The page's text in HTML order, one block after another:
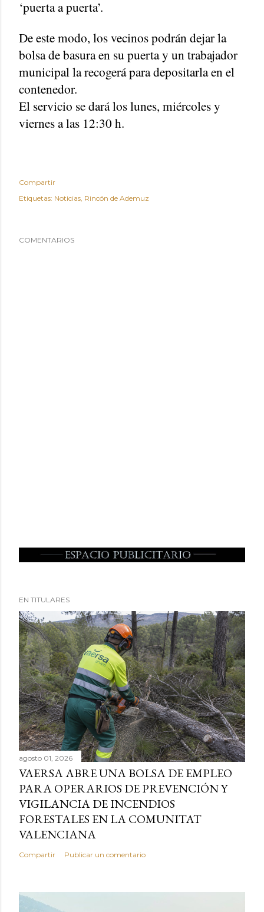
‘puerta a puerta’.
De este modo, los vecinos podrán dejar la
bolsa de basura en su puerta y un trabajador
municipal la recogerá para depositarla en el
contenedor.
El servicio se dará los lunes, miércoles y
viernes a las 12:30 h.
Compartir
Etiquetas: Noticias Rincón de Ademuz
COMENTARIOS
EN TITULARES
agosto 01, 2026
VAERSA ABRE UNA BOLSA DE EMPLEO
PARA OPERARIOS DE PREVENCIÓN Y
VIGILANCIA DE INCENDIOS
FORESTALES EN LA COMUNITAT
VALENCIANA
Compartir Publicar un comentario